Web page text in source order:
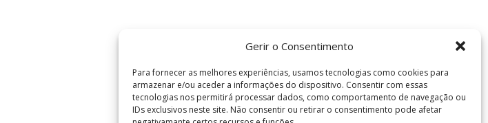
Gerir o Consentimento
Para fornecer as melhores experiências, usamos tecnologias como cookies para
armazenar e/ou aceder a informações do dispositivo. Consentir com essas
tecnologias nos permitirá processar dados, como comportamento de navegação ou
IDs exclusivos neste site. Não consentir ou retirar o consentimento pode afetar